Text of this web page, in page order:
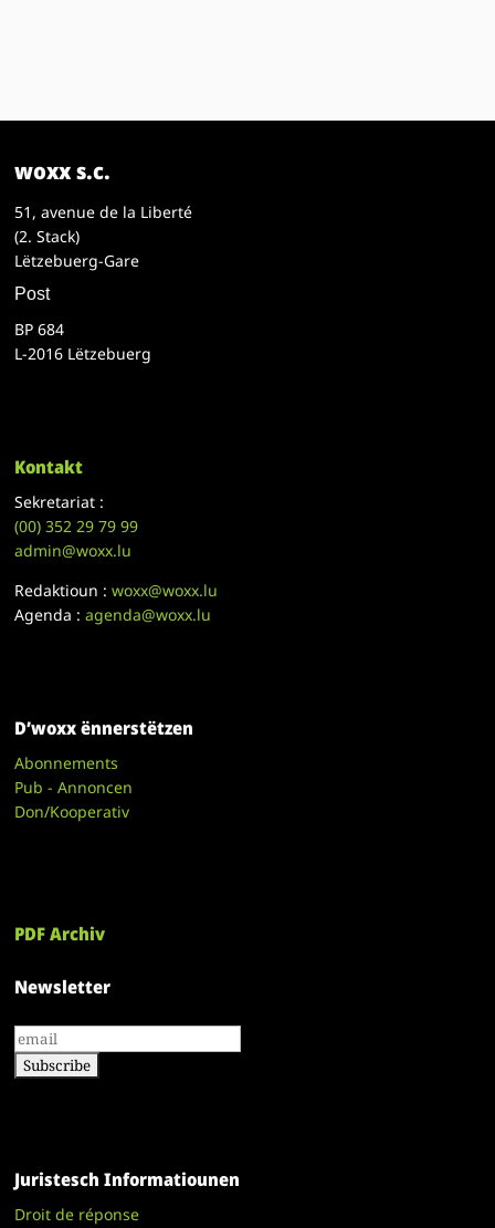
woxx s.c.
51, avenue de la Liberté
(2. Stack)
Lëtzebuerg-Gare
Post
BP 684
L-2016 Lëtzebuerg
Kontakt
Sekretariat :
(00)352 29 79 99
admin@woxx.lu
Redaktioun :woxx@woxx.lu
Agenda :agenda@woxx.lu
D’woxx ënnerstëtzen
Abonnements
Pub - Annoncen
Don/Kooperativ
PDF Archiv
Newsletter
Juristesch Informatiounen
Droit de réponse